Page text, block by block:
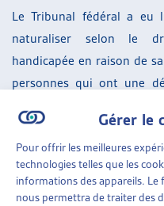
Gérer le
Pour offrir les meilleures
technologies telles que les
informations des appareils. Le
nous permettra de traiter des
Le Tribunal fédéral a eu
naturaliser selon le
handicapée en raison de
personnes qui ont une
L’exigence de
spécifique les personnes
Ainsi le Tribunal
constitue une